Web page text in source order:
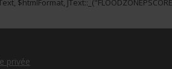
$htmlFormat,
privée